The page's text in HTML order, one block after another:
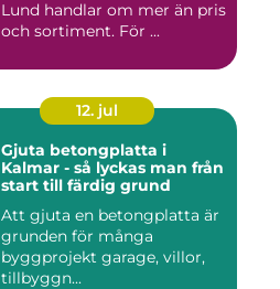
Lund handlar om mer än pris
och sortiment. För ...
12. jul
Gjuta betongplatta i
Kalmar - så lyckas man från
start till färdig grund
Att gjuta en betongplatta är
grunden för många
byggprojekt garage, villor,
tillbyggn...